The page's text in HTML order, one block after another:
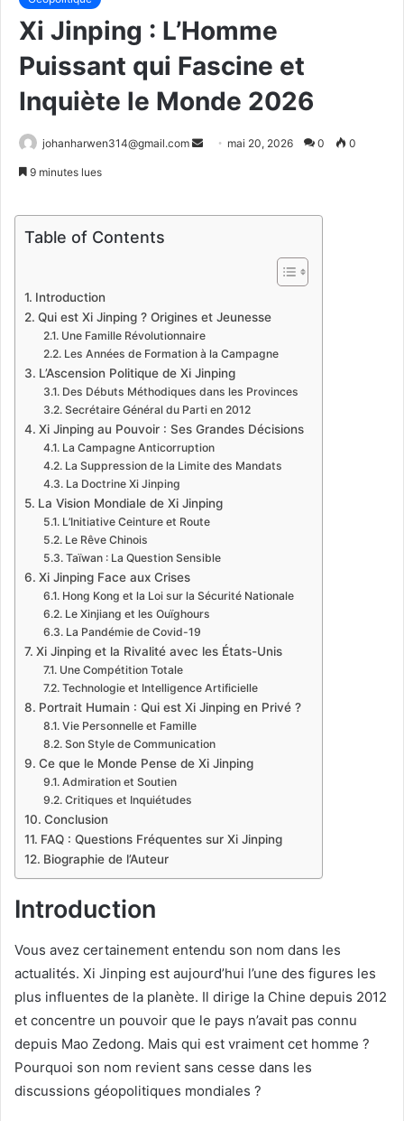
Xi Jinping : L’Homme
Puissant qui Fascine et
Inquiète le Monde 2026
johanharwen314@gmail.com
Envoyermai 20, 2026 0 0
9 minutes lues
Table of Contents
Introduction
Qui est Xi Jinping ? Origines et Jeunesse
Une Famille Révolutionnaire
Les Années de Formation à la Campagne
L’Ascension Politique de Xi Jinping
Des Débuts Méthodiques dans les Provinces
Secrétaire Général du Parti en 2012
Xi Jinping au Pouvoir : Ses Grandes Décisions
La Campagne Anticorruption
La Suppression de la Limite des Mandats
La Doctrine Xi Jinping
La Vision Mondiale de Xi Jinping
L’Initiative Ceinture et Route
Le Rêve Chinois
Taïwan : La Question Sensible
Xi Jinping Face aux Crises
Hong Kong et la Loi sur la Sécurité Nationale
Le Xinjiang et les Ouïghours
La Pandémie de Covid-19
Xi Jinping et la Rivalité avec les États-Unis
Une Compétition Totale
Technologie et Intelligence Artificielle
Portrait Humain : Qui est Xi Jinping en Privé ?
Vie Personnelle et Famille
Son Style de Communication
Ce que le Monde Pense de Xi Jinping
Admiration et Soutien
Critiques et Inquiétudes
Conclusion
FAQ : Questions Fréquentes sur Xi Jinping
Biographie de l’Auteur
Introduction
Vous avez certainement entendu son nom dans les
actualités. Xi Jinping est aujourd’hui l’une des figures les
plus influentes de la planète. Il dirige la Chine depuis 2012
et concentre un pouvoir que le pays n’avait pas connu
depuis Mao Zedong. Mais qui est vraiment cet homme ?
Pourquoi son nom revient sans cesse dans les
discussions géopolitiques mondiales ?